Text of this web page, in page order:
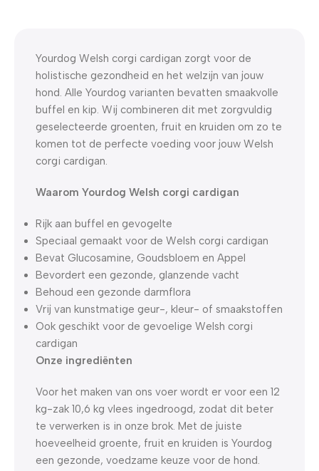
Yourdog Welsh corgi cardigan zorgt voor de
holistische gezondheid en het welzijn van jouw
hond. Alle Yourdog varianten bevatten smaakvolle
buffel en kip. Wij combineren dit met zorgvuldig
geselecteerde groenten, fruit en kruiden om zo te
komen tot de perfecte voeding voor jouw Welsh
corgi cardigan.
Waarom Yourdog Welsh corgi cardigan
Rijk aan buffel en gevogelte
Speciaal gemaakt voor de Welsh corgi cardigan
Bevat Glucosamine, Goudsbloem en Appel
Bevordert een gezonde, glanzende vacht
Behoud een gezonde darmflora
Vrij van kunstmatige geur-, kleur- of smaakstoffen
Ook geschikt voor de gevoelige Welsh corgi
cardigan
Onze ingrediënten
Voor het maken van ons voer wordt er voor een 12
kg-zak 10,6 kg vlees ingedroogd, zodat dit beter
te verwerken is in onze brok. Met de juiste
hoeveelheid groente, fruit en kruiden is Yourdog
een gezonde, voedzame keuze voor de hond.